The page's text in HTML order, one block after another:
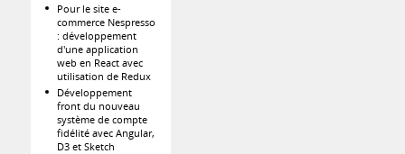
Pour le site e-
commerce Nespresso
: développement
d'une application
web en React avec
utilisation de Redux
Développement
front du nouveau
système de compte
fidélité avec Angular,
D3 et Sketch